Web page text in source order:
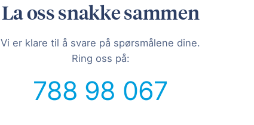
La oss snakke sammen
Vi er klare til å svare på spørsmålene dine.
Ring oss på:
788 98 067